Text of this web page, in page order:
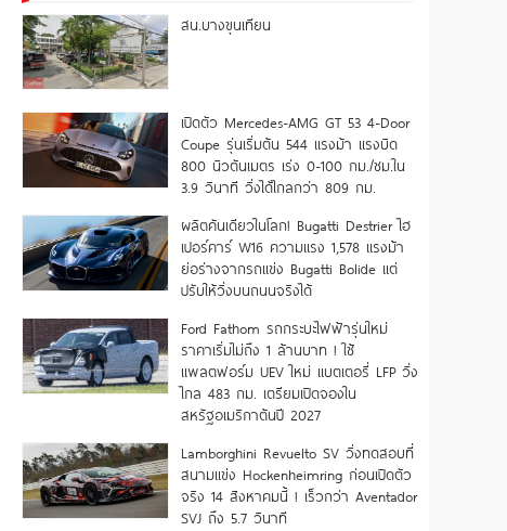
สน.บางขุนเทียน
เปิดตัว Mercedes-AMG GT 53 4-Door
Coupe รุ่นเริ่มต้น 544 แรงม้า แรงบิด
800 นิวตันเมตร เร่ง 0-100 กม./ชม.ใน
3.9 วินาที วิ่งได้ไกลกว่า 809 กม.
ผลิตคันเดียวในโลก! Bugatti Destrier ไฮ
เปอร์คาร์ W16 ความแรง 1,578 แรงม้า
ย่อร่างจากรถแข่ง Bugatti Bolide แต่
ปรับให้วิ่งบนถนนจริงได้
Ford Fathom รถกระบะไฟฟ้ารุ่นใหม่
ราคาเริ่มไม่ถึง 1 ล้านบาท ! ใช้
แพลตฟอร์ม UEV ใหม่ แบตเตอรี่ LFP วิ่ง
ไกล 483 กม. เตรียมเปิดจองใน
สหรัฐอเมริกาต้นปี 2027
Lamborghini Revuelto SV วิ่งทดสอบที่
สนามแข่ง Hockenheimring ก่อนเปิดตัว
จริง 14 สิงหาคมนี้ ! เร็วกว่า Aventador
SVJ ถึง 5.7 วินาที